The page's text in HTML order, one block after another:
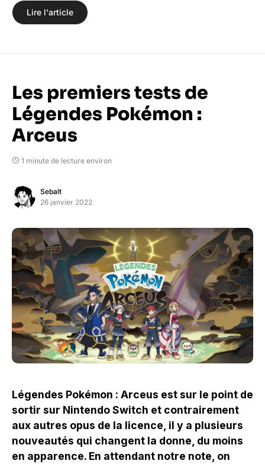
Lire l'article
Les premiers tests de
Légendes Pokémon :
Arceus
1 minute de lecture environ
Sebalt
26 janvier 2022
Légendes Pokémon : Arceus est sur le point de
sortir sur Nintendo Switch et contrairement
aux autres opus de la licence, il y a plusieurs
nouveautés qui changent la donne, du moins
en apparence. En attendant notre note, on